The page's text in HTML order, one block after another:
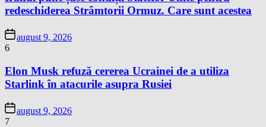
redeschiderea Strâmtorii Ormuz. Care sunt acestea
august 9, 2026
6
Elon Musk refuză cererea Ucrainei de a utiliza
Starlink în atacurile asupra Rusiei
august 9, 2026
7